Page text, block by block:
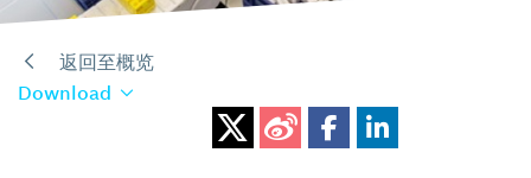
返回至概览
Download